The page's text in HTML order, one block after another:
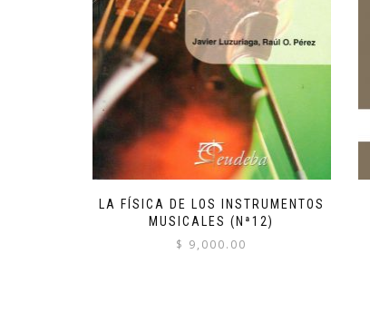
LA FÍSICA DE LOS INSTRUMENTOS
MUSICALES (Nª12)
$ 9,000.00